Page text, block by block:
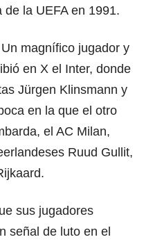
de la UEFA en 1991.
magnífico jugador y
en X el Inter, donde
Jürgen Klinsmann y
en la que el otro
el AC Milan,
Ruud Gullit,
sus jugadores
señal de luto en el